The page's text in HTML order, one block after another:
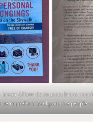
à l’entrée tous ses biens
se rappeler à quel point ce peuple